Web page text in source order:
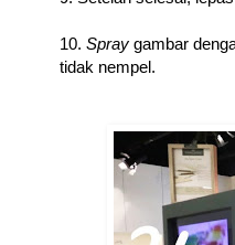
10. Spray gambar
tidak nempel.